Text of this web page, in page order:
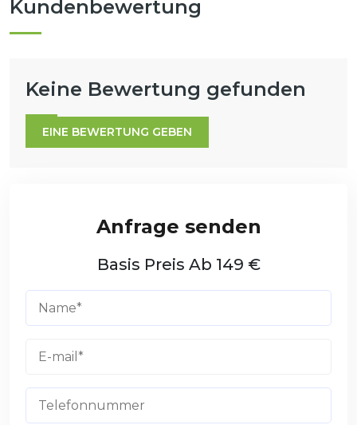
Kundenbewertung
Keine Bewertung gefunden
EINE BEWERTUNG GEBEN
Basis Preis Ab 149 €